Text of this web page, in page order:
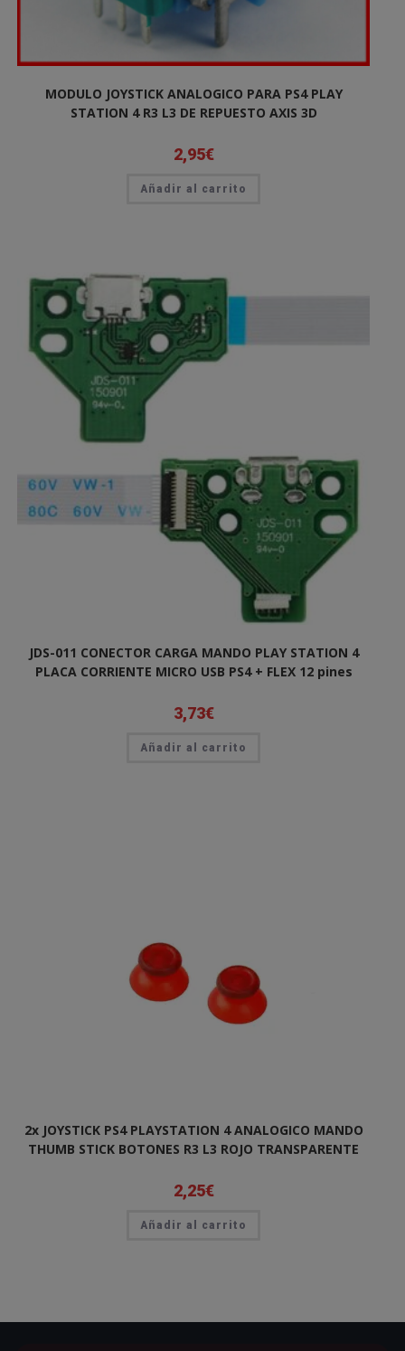
MODULO JOYSTICK ANALOGICO PARA PS4 PLAY
STATION 4 R3 L3 DE REPUESTO AXIS 3D
2,95€
Añadir al carrito
JDS-011 CONECTOR CARGA MANDO PLAY STATION 4
PLACA CORRIENTE MICRO USB PS4 + FLEX 12 pines
3,73€
Añadir al carrito
2x JOYSTICK PS4 PLAYSTATION 4 ANALOGICO MANDO
THUMB STICK BOTONES R3 L3 ROJO TRANSPARENTE
2,25€
Añadir al carrito